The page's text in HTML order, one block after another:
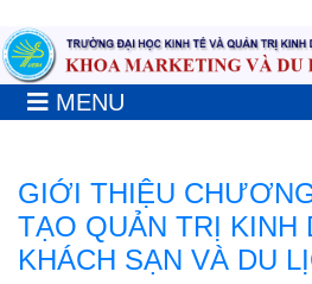
MENU
GIỚI THIỆU
TẠO QUẢN TRỊ KINH
KHÁCH SẠN VÀ DU